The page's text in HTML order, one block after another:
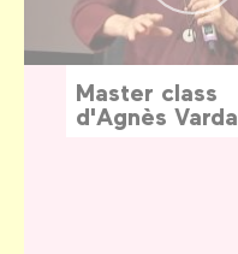
Master class
d'Agnès Varda